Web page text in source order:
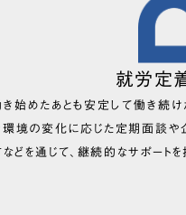
就労定
き始めたあとも安定して働き続
環境の変化に応じた定期面談や
どを通じて、継続的なサポートを